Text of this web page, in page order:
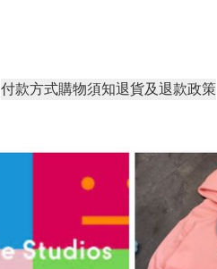
付款方式購物須知退貨及退款政策